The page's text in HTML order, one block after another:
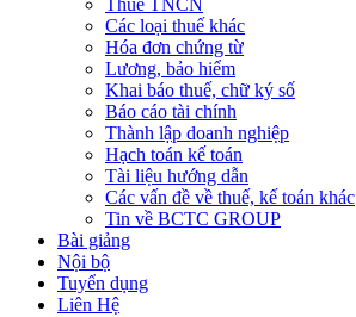
Thuế TNCN
Các loại thuế khác
Hóa đơn chứng từ
Lương, bảo hiểm
Khai báo thuế, chữ ký số
Báo cáo tài chính
Thành lập doanh nghiệp
Hạch toán kế toán
Tài liệu hướng dẫn
Các vấn đề về thuế, kế toán khác
Tin về BCTC GROUP
Bài giảng
Nội bộ
Tuyển dụng
Liên Hệ